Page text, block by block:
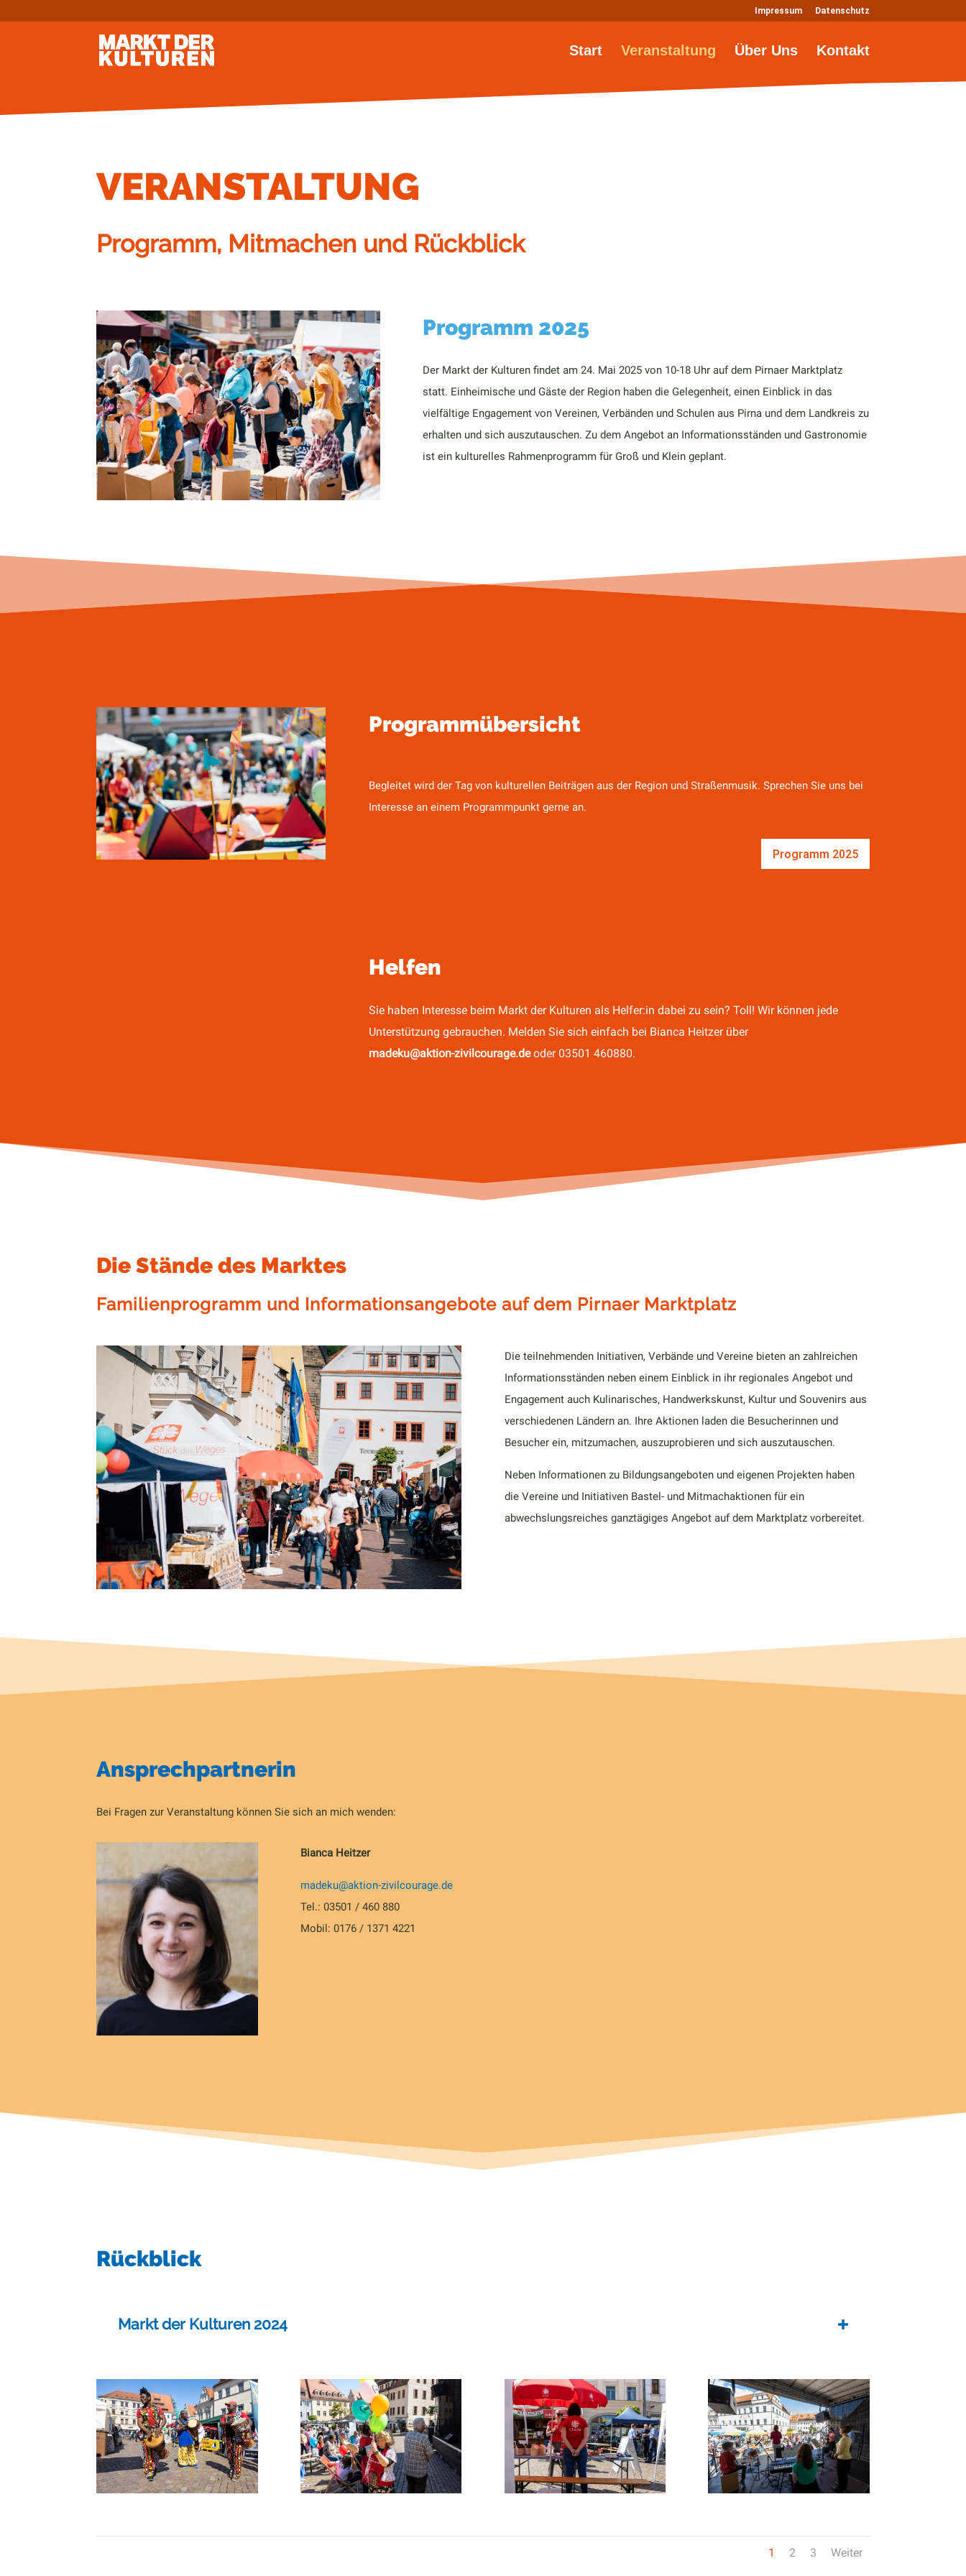
Impressum Datenschutz
Start Veranstaltung Über Uns Kontakt
VERANSTALTUNG
Programm, Mitmachen und Rückblick
Programm 2025
Der Markt der Kulturen findet am 24. Mai 2025 von 10-18 Uhr auf dem Pirnaer Marktplatz
statt. Einheimische und Gäste der Region haben die Gelegenheit, einen Einblick in das
vielfältige Engagement von Vereinen, Verbänden und Schulen aus Pirna und dem Landkreis zu
erhalten und sich auszutauschen. Zu dem Angebot an Informationsständen und Gastronomie
ist ein kulturelles Rahmenprogramm für Groß und Klein geplant.
Programmübersicht
Begleitet wird der Tag von kulturellen Beiträgen aus der Region und Straßenmusik. Sprechen Sie uns bei
Interesse an einem Programmpunkt gerne an.
Programm 2025
Helfen
Sie haben Interesse beim Markt der Kulturen als Helfer:in dabei zu sein? Toll! Wir können jede
Unterstützung gebrauchen. Melden Sie sich einfach bei Bianca Heitzer über
madeku@aktion-zivilcourage.deoder 03501 460880.
Die Stände des Marktes
Familienprogramm und Informationsangebote auf dem Pirnaer Marktplatz
Die teilnehmenden Initiativen, Verbände und Vereine bieten an zahlreichen
Informationsständen neben einem Einblick in ihr regionales Angebot und
Engagement auch Kulinarisches, Handwerkskunst, Kultur und Souvenirs aus
verschiedenen Ländern an. Ihre Aktionen laden die Besucherinnen und
Besucher ein, mitzumachen, auszuprobieren und sich auszutauschen.
Neben Informationen zu Bildungsangeboten und eigenen Projekten haben
die Vereine und Initiativen Bastel- und Mitmachaktionen für ein
abwechslungsreiches ganztägiges Angebot auf dem Marktplatz vorbereitet.
Ansprechpartnerin
Bei Fragen zur Veranstaltung können Sie sich an mich wenden:
Bianca Heitzer
madeku@aktion-zivilcourage.de
Tel.: 03501 / 460 880
Mobil: 0176 / 1371 4221
Rückblick
Markt der Kulturen 2024
1 2 3 Weiter